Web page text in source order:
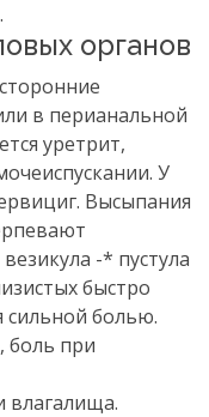
органов
в перианальной
уретрит,
У
Высыпания
-* пустула
быстро
сильной болью.
боль при
влагалища.